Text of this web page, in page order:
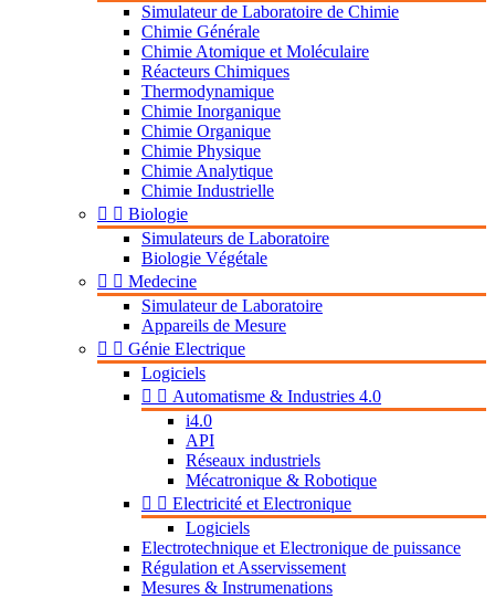
Simulateur de Laboratoire de Chimie
Chimie Générale
Chimie Atomique et Moléculaire
Réacteurs Chimiques
Thermodynamique
Chimie Inorganique
Chimie Organique
Chimie Physique
Chimie Analytique
Chimie Industrielle
  Biologie
Simulateurs de Laboratoire
Biologie Végétale
  Medecine
Simulateur de Laboratoire
Appareils de Mesure
  Génie Electrique
Logiciels
  Automatisme & Industries 4.0
i4.0
API
Réseaux industriels
Mécatronique & Robotique
  Electricité et Electronique
Logiciels
Electrotechnique et Electronique de puissance
Régulation et Asservissement
Mesures & Instrumenations